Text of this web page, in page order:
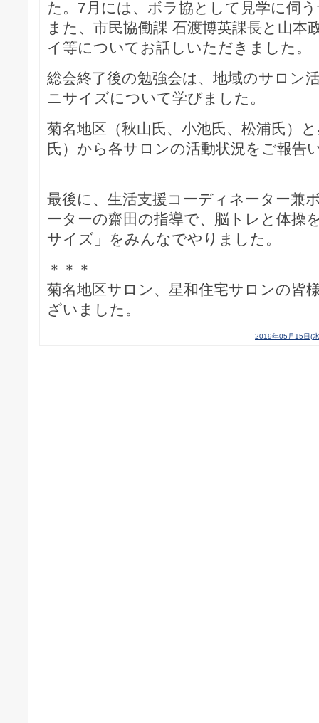
た。7月には、ボラ協として見学に伺
また、市民協働課 石渡博英課長と山本
イ等についてお話しいただきました。
総会終了後の勉強会は、地域のサロン
ニサイズについて学びました。
菊名地区（秋山氏、小池氏、松浦氏）
氏）から各サロンの活動状況をご報告
最後に、生活支援コーディネーター兼
ーターの齋田の指導で、脳トレと体操
サイズ」をみんなでやりました。
＊＊＊
菊名地区サロン、星和住宅サロンの
ざいました。
2019年05月15日(